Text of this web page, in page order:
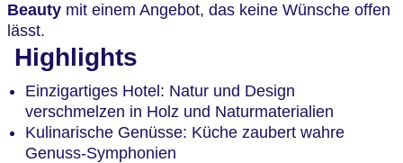
Beauty mit einem Angebot, das keine Wünsche offen
lässt.
Highlights
Einzigartiges Hotel: Natur und Design
verschmelzen in Holz und Naturmaterialien
Kulinarische Genüsse: Küche zaubert wahre
Genuss-Symphonien